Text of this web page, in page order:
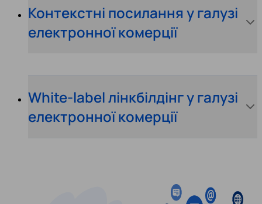
Контекстні посилання у галузі
електронної комерції
White-label лінкбілдінг у галузі
електронної комерції